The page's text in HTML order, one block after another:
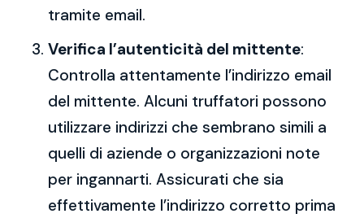
tramite email.
Verifica l’autenticità del mittente:
Controlla attentamente l’indirizzo email
del mittente. Alcuni truffatori possono
utilizzare indirizzi che sembrano simili a
quelli di aziende o organizzazioni note
per ingannarti. Assicurati che sia
effettivamente l’indirizzo corretto prima